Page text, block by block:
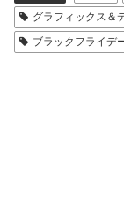
グラフィックス＆
ブラックフライデ